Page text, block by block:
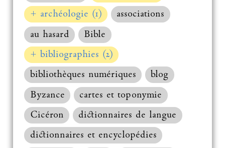
+ archéologie (1)
associations
au hasard
Bible
+ bibliographies (2)
bibliothèques numériques
blog
Byzance
cartes et toponymie
Cicéron
dictionnaires de langue
dictionnaires et encyclopédies